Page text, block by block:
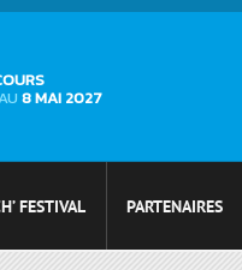
8 MAI 2027
FESTIVAL PARTENAIRES